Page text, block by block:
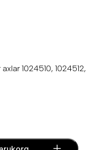
1024510, 1024512,